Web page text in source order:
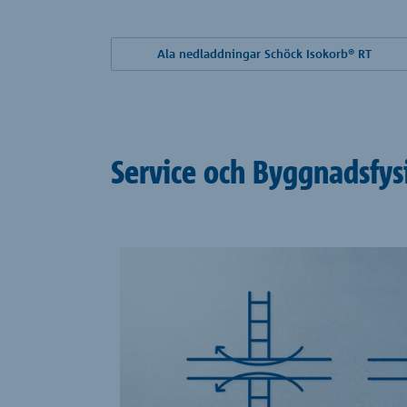
Ala nedladdningar Schöck Isokorb® RT
Service och